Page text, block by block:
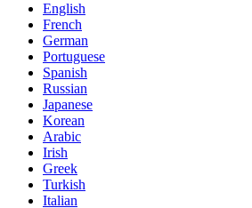
English
French
German
Portuguese
Spanish
Russian
Japanese
Korean
Arabic
Irish
Greek
Turkish
Italian